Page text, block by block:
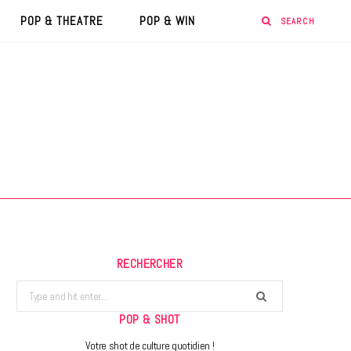
POP & THEATRE POP & WIN
RECHERCHER
Search
for:
POP & SHOT
Votre shot de culture quotidien !